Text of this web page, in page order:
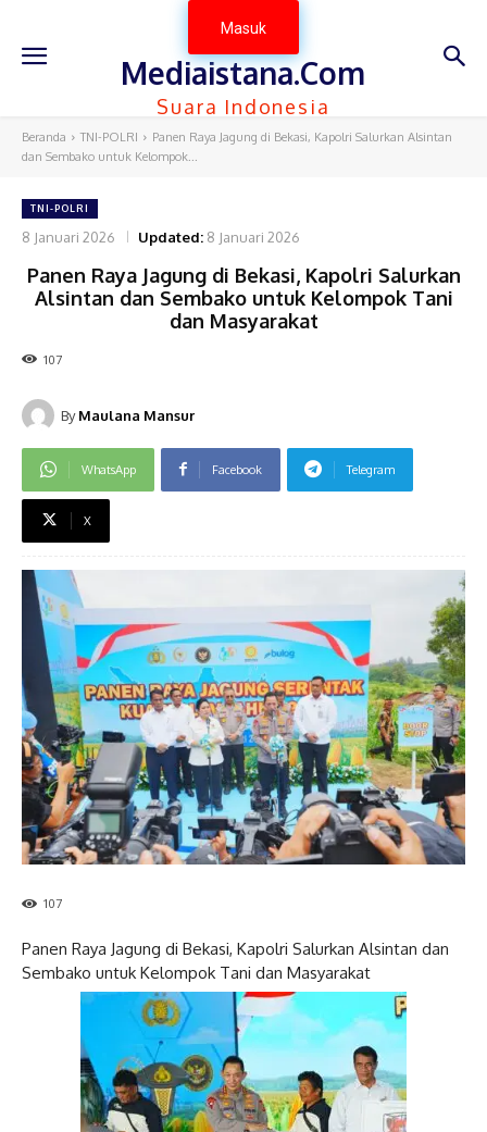
Masuk
Mediaistana.Com
Suara Indonesia
Beranda TNI-POLRI
Panen Raya Jagung di Bekasi, Kapolri Salurkan Alsintan
dan Sembako untuk Kelompok...
TNI-POLRI
8 Januari 2026 Updated: 8 Januari 2026
Panen Raya Jagung di Bekasi, Kapolri Salurkan
Alsintan dan Sembako untuk Kelompok Tani
dan Masyarakat
107
By Maulana Mansur
WhatsApp Facebook Telegram
X
107
Panen Raya Jagung di Bekasi, Kapolri Salurkan Alsintan dan
Sembako untuk Kelompok Tani dan Masyarakat